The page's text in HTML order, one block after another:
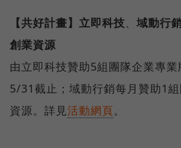
【共好計畫】立即科技
域動行
創業資源
由立即科技贊助5組團隊企業專業
5/31截止；域動行銷每月贊助1
資源。詳見活動網頁。